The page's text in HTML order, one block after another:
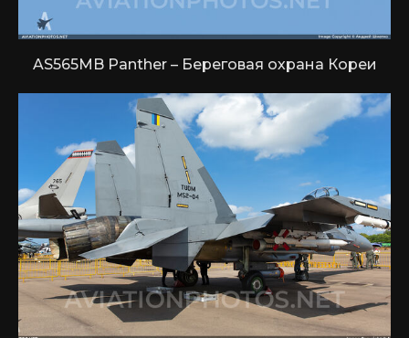
AS565MB Panther – Береговая охрана Кореи